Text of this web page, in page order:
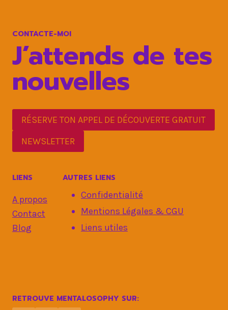
CONTACTE-MOI
J’attends de tes
nouvelles
RÉSERVE TON APPEL DE DÉCOUVERTE GRATUIT
NEWSLETTER
LIENS
A propos
Contact
Blog
AUTRES LIENS
Confidentialité
Mentions Légales & CGU
Liens utiles
RETROUVE MENTALOSOPHY SUR: